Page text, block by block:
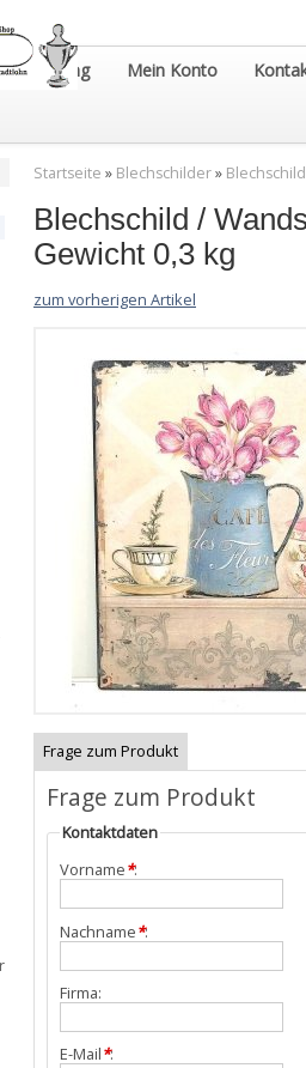
Gosling Mein Konto
Startseite » Blechschilder»
Blechschild /
Gewicht 0,3 kg
zum vorherigen Artikel
Frage zum Produkt
Frage zum Produkt
Kontaktdaten
Vorname*:
Nachname*:
Firma:
E-Mail*: